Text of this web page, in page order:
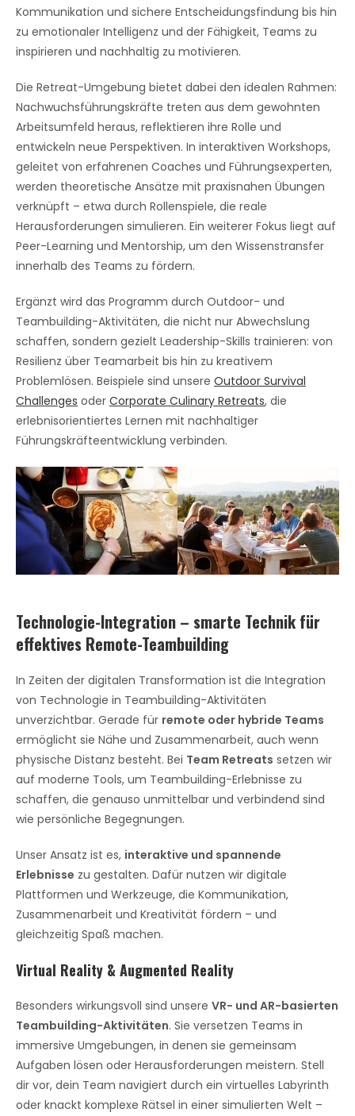
Kommunikation und sichere Entscheidungsfindung bis hin
zu emotionaler Intelligenz und der Fähigkeit, Teams zu
inspirieren und nachhaltig zu motivieren.
Die Retreat-Umgebung bietet dabei den idealen Rahmen:
Nachwuchsführungskräfte treten aus dem gewohnten
Arbeitsumfeld heraus, reflektieren ihre Rolle und
entwickeln neue Perspektiven. In interaktiven Workshops,
geleitet von erfahrenen Coaches und Führungsexperten,
werden theoretische Ansätze mit praxisnahen Übungen
verknüpft – etwa durch Rollenspiele, die reale
Herausforderungen simulieren. Ein weiterer Fokus liegt auf
Peer-Learning und Mentorship, um den Wissenstransfer
innerhalb des Teams zu fördern.
Ergänzt wird das Programm durch Outdoor- und
Teambuilding-Aktivitäten, die nicht nur Abwechslung
schaffen, sondern gezielt Leadership-Skills trainieren: von
Resilienz über Teamarbeit bis hin zu kreativem
Problemlösen. Beispiele sind unsere Outdoor Survival
Challenges oder Corporate Culinary Retreats, die
erlebnisorientiertes Lernen mit nachhaltiger
Führungskräfteentwicklung verbinden.
Technologie-Integration – smarte Technik für
effektives Remote-Teambuilding
In Zeiten der digitalen Transformation ist die Integration
von Technologie in Teambuilding-Aktivitäten
unverzichtbar. Gerade für remote oder hybride Teams
ermöglicht sie Nähe und Zusammenarbeit, auch wenn
physische Distanz besteht. Bei Team Retreats setzen wir
auf moderne Tools, um Teambuilding-Erlebnisse zu
schaffen, die genauso unmittelbar und verbindend sind
wie persönliche Begegnungen.
Unser Ansatz ist es, interaktive und spannende
Erlebnisse zu gestalten. Dafür nutzen wir digitale
Plattformen und Werkzeuge, die Kommunikation,
Zusammenarbeit und Kreativität fördern – und
gleichzeitig Spaß machen.
Virtual Reality & Augmented Reality
Besonders wirkungsvoll sind unsere VR- und AR-basierten
Teambuilding-Aktivitäten. Sie versetzen Teams in
immersive Umgebungen, in denen sie gemeinsam
Aufgaben lösen oder Herausforderungen meistern. Stell
dir vor, dein Team navigiert durch ein virtuelles Labyrinth
oder knackt komplexe Rätsel in einer simulierten Welt –